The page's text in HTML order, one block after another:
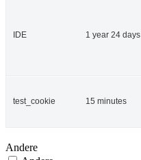
IDE 1 year 24 days
test_cookie 15 minutes
Andere